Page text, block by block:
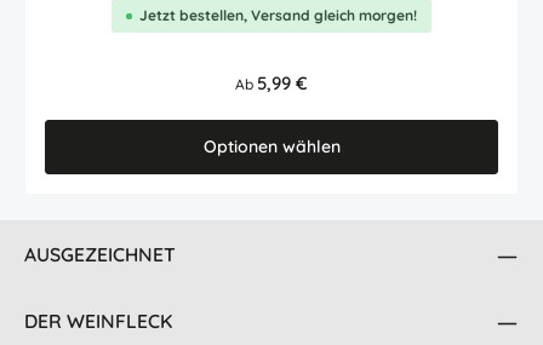
Jetzt bestellen, Versand gleich morgen!
Regulärer Preis:
Ab 5,99 €
Optionen wählen
AUSGEZEICHNET
DER WEINFLECK